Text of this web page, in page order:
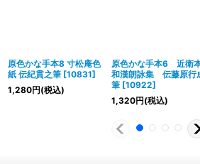
原色かな手本8 寸松庵色
紙 伝紀貫之筆 [10831]
1,280円(税込)
原色かな手本6 近衛
和漢朗詠集 伝藤原行
筆 [10922]
1,320円(税込)